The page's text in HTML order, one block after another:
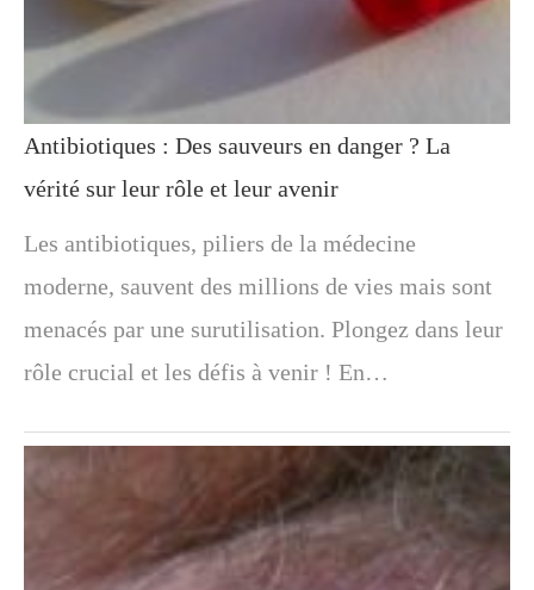
Antibiotiques : Des sauveurs en danger ? La
vérité sur leur rôle et leur avenir
Les antibiotiques, piliers de la médecine
moderne, sauvent des millions de vies mais sont
menacés par une surutilisation. Plongez dans leur
rôle crucial et les défis à venir ! En…